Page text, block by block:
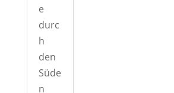
e
durc
h
den
Süde
n